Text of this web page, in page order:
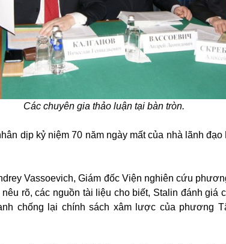
Các chuyên gia thảo luận tại bàn tròn.
dịp kỷ niệm 70 năm ngày mất của nhà lãnh
Vassoevich, Giám đốc Viện nghiên cứu
rõ, các nguồn tài liệu cho biết, Stalin đánh giá
chống lại chính sách xâm lược của phương